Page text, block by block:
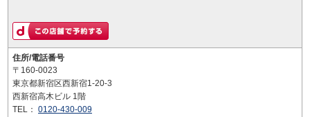
住所/電話番号
〒160-0023
東京都新宿区西新宿1-20-3
西新宿高木ビル 1階
TEL： 0120-430-009